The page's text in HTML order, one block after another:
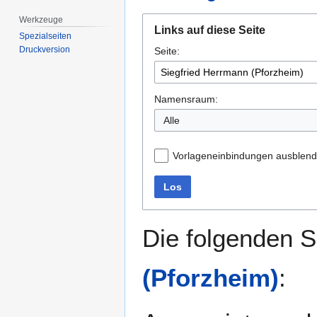
Navigation
springen
Suche
springen
Links auf diese Seite
Seite:
Namensraum:
Alle
Vorlageneinbindungen
Los
Die folgenden
(Pforzheim):
Werkzeuge
Spezialseiten
Druckversion